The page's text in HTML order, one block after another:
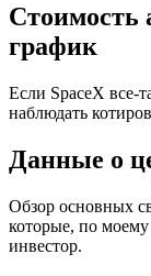
Стоимость
график
Если SpaceX все-
наблюдать
Данные о
Обзор основных
которые, по
инвестор.